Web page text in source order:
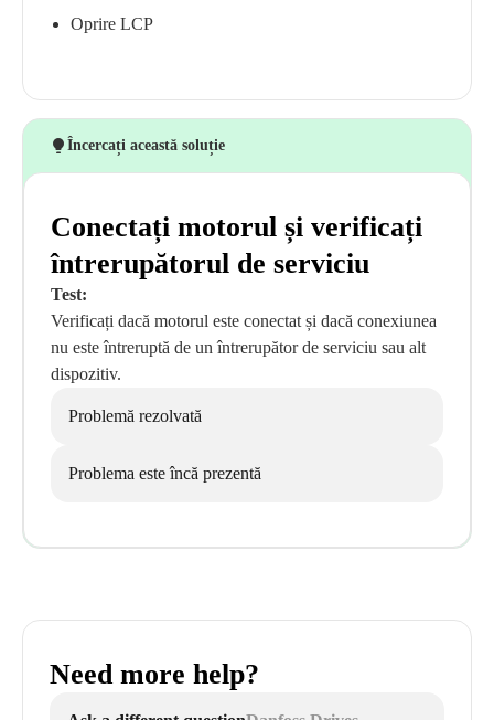
Oprire LCP
Încercați această soluție
Conectați motorul și verificați
întrerupătorul de serviciu
Test:
Verificați dacă motorul este conectat și dacă conexiunea
nu este întreruptă de un întrerupător de serviciu sau alt
dispozitiv.
Problemă rezolvată
Problema este încă prezentă
Need more help?